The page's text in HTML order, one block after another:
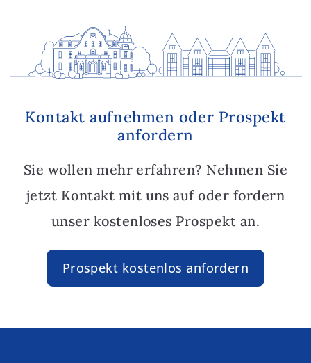
Kontakt aufnehmen oder Prospekt
anfordern
Sie wollen mehr erfahren? Nehmen Sie
jetzt Kontakt mit uns auf oder fordern
unser kostenloses Prospekt an.
Prospekt kostenlos anfordern